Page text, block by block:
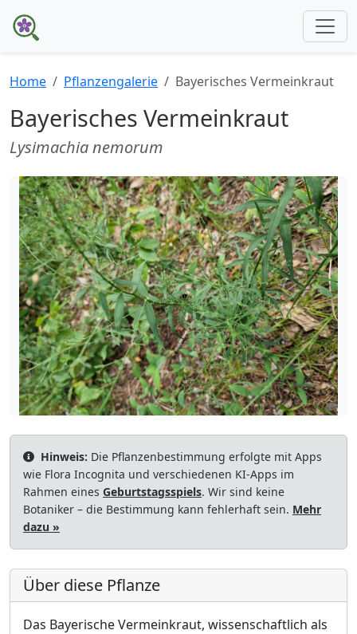
Home Pflanzengalerie Bayerisches Vermeinkraut
Bayerisches Vermeinkraut
Lysimachia nemorum
Hinweis: Die Pflanzenbestimmung erfolgte mit Apps
wie Flora Incognita und verschiedenen KI-Apps im
Rahmen eines Geburtstagsspiels. Wir sind keine
Botaniker – die Bestimmung kann fehlerhaft sein. Mehr
dazu »
Über diese Pflanze
Das Bayerische Vermeinkraut, wissenschaftlich als